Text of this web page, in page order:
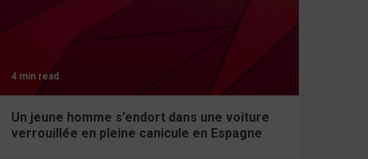
4 min read
Un jeune homme s’endort dans une voiture
verrouillée en pleine canicule en Espagne